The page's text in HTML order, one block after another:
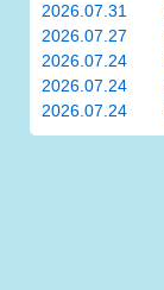
2026.07.31
2026.07.27
2026.07.24
2026.07.24
2026.07.24